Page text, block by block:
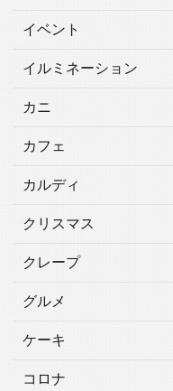
イベント
イルミネーション
カニ
カフェ
カルディ
クリスマス
クレープ
グルメ
ケーキ
コロナ